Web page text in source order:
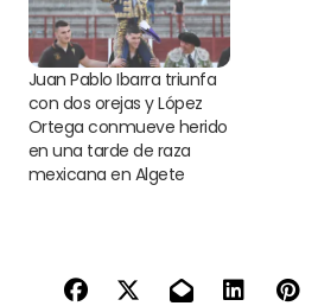
Juan Pablo Ibarra triunfa
con dos orejas y López
Ortega conmueve herido
en una tarde de raza
mexicana en Algete